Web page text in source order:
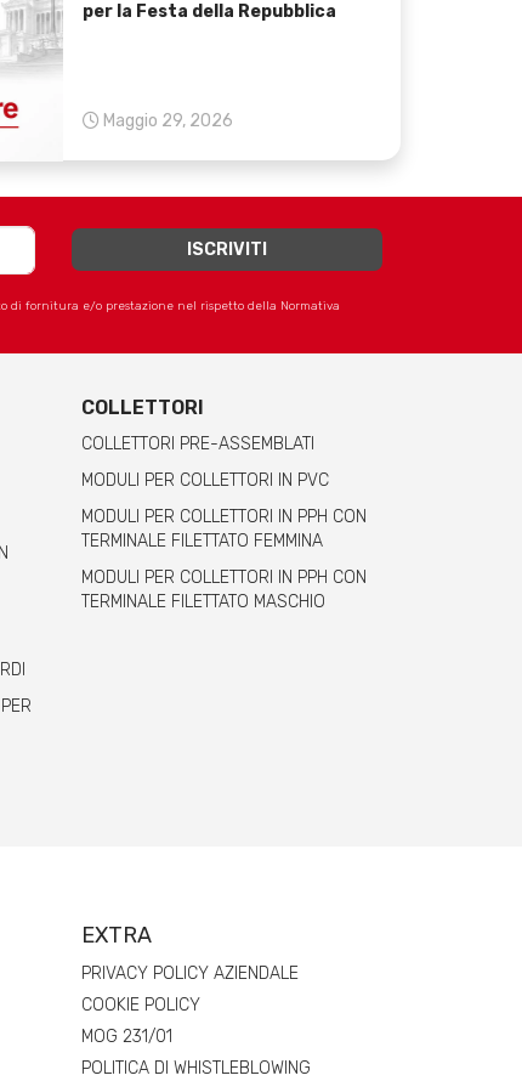
per la Festa della Repubblica
Maggio 29, 2026
di fornitura e/o prestazione nel rispetto della Normativa
COLLETTORI
COLLETTORI PRE-ASSEMBLATI
MODULI PER COLLETTORI IN PVC
MODULI PER COLLETTORI IN PPH CON
TERMINALE FILETTATO FEMMINA
MODULI PER COLLETTORI IN PPH CON
TERMINALE FILETTATO MASCHIO
EXTRA
PRIVACY POLICY AZIENDALE
COOKIE POLICY
MOG 231/01
POLITICA DI WHISTLEBLOWING